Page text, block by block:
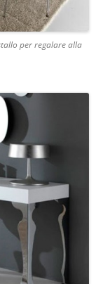
per regalare alla